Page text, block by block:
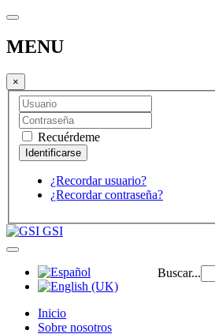
MENU
×
Recuérdeme
¿Recordar usuario?
¿Recordar contraseña?
GSI
Buscar...
Inicio
Sobre nosotros